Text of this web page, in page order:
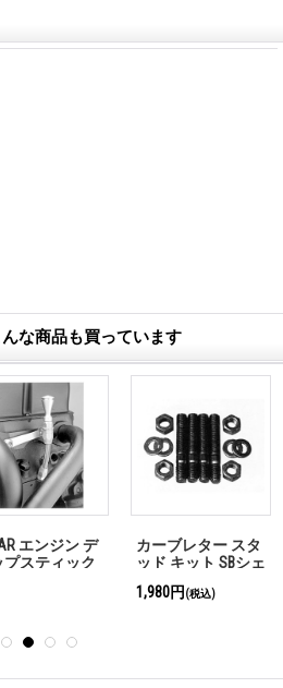
な商品も買っています
エンジン デ
プスティック
カーブレター スタ
ッド キット SBシェ
1,980円 (税込)